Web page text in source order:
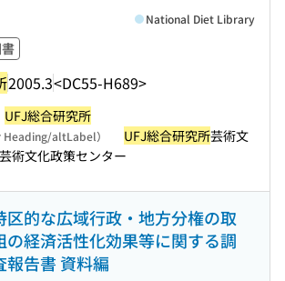
2005.3<DC55-H689>
National Diet Library
UFJ総合研究所
altLabel） UFJ総合研究所芸術文
術文化政策センター
区的な広域行政・地方分権の取
の経済活性化効果等に関する調
報告書 資料編